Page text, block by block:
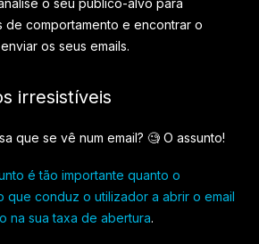
comportamento e encontrar o
os seus emails.
irresistíveis
que se vê num email? 🧐 O assunto!
é tão importante quanto o
que conduz o utilizador a abrir o email
na sua taxa de abertura.